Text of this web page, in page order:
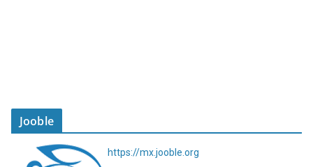
Jooble
https://mx.jooble.org